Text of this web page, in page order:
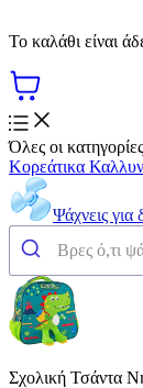
Το καλάθι είναι
Όλες οι κατηγορίες
Κορεάτικα
Ψάχνεις για
Σχολική Τσάντα